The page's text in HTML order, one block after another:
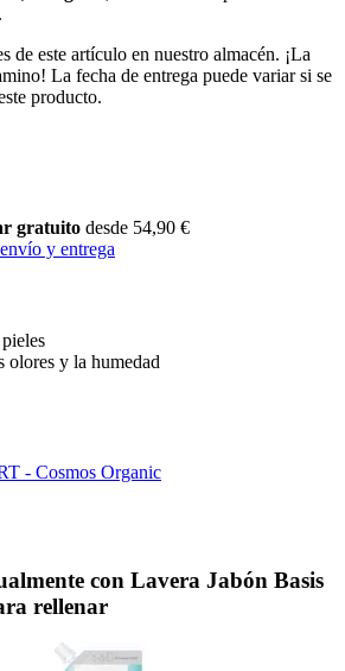
.
de este artículo en nuestro almacén. ¡La
La fecha de entrega puede variar si se
producto.
gratuito desde 54,90 €
y entrega
olores y la humedad
- Cosmos Organic
con Lavera Jabón Basis
rellenar